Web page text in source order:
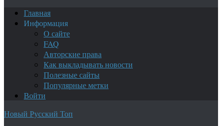
Главная
Информация
О сайте
FAQ
Авторские права
Как выкладывать новости
Полезные сайты
Популярные метки
Войти
Новый Русский Топ